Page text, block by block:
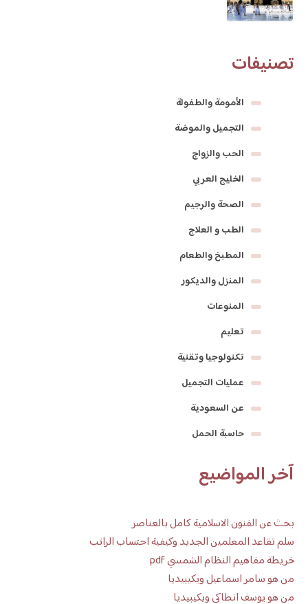
تصنيفات
الأمومة والطفولة
التجميل والموضة
الحب والزواج
الخليج العربي
الصحة والرجيم
الطب و العلاج
المطبخ والطعام
المنزل والديكور
المنوعات
تعليم
تكنولوجيا وتقنية
عمليات التجميل
عن السعودية
حاسبة الحمل
آخر المواضيع
بحث عن الفنون الاسلامية كامل بالعناصر
سلم تقاعد المعلمين الجديد وكيفية احتساب الراتب
خريطة مفاهيم النظام الشمسي pdf
من هو سامر اسماعيل ويكيبيديا
من هو يوسف انطاكي ويكيبيديا